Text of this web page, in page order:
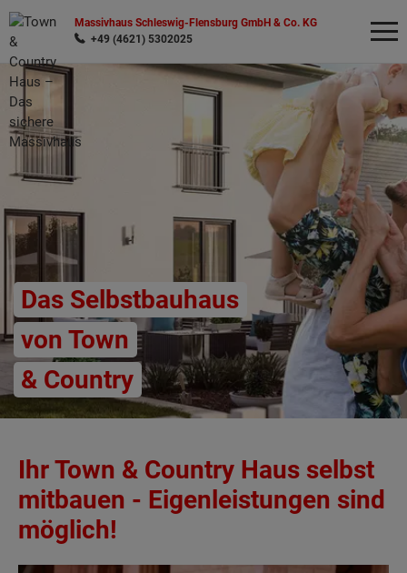
Massivhaus Schleswig-Flensburg GmbH & Co. KG
+49 (4621) 5302025
Das Selbstbauhaus
von Town
& Country
Ihr Town & Country Haus selbst
mitbauen - Eigenleistungen sind
möglich!
Wonach möchten Sie suchen?